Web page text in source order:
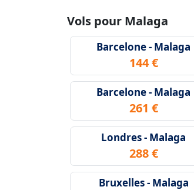
Vols pour Malaga
Barcelone - Malaga
144 €
Barcelone - Malaga
261 €
Londres - Malaga
288 €
Bruxelles - Malaga